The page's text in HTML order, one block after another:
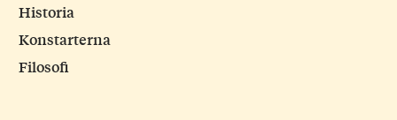
Historia
Konstarterna
Filosofi